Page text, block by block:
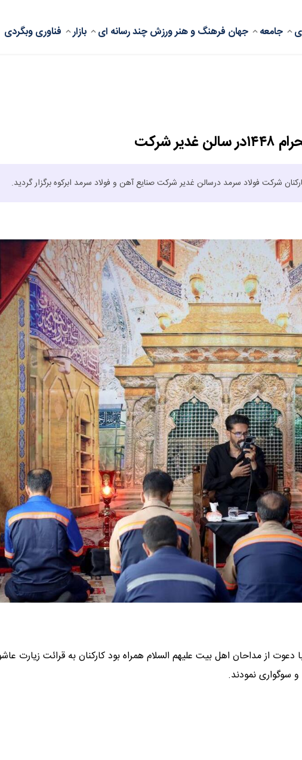
جامعه جهان فرهنگ و هنرورزشچند رسانه ای بازار فناوریوبگردی
شرکت
شرکت فولاد سرمد درسالن غدیر شرکت صنایع آهن و فولاد سرمد ابرکوه برگزار گردید.
از مداحان اهل بیت علیهم السلام همراه بود کارکنان به قرائت زیارت
و سوگواری نمودند.